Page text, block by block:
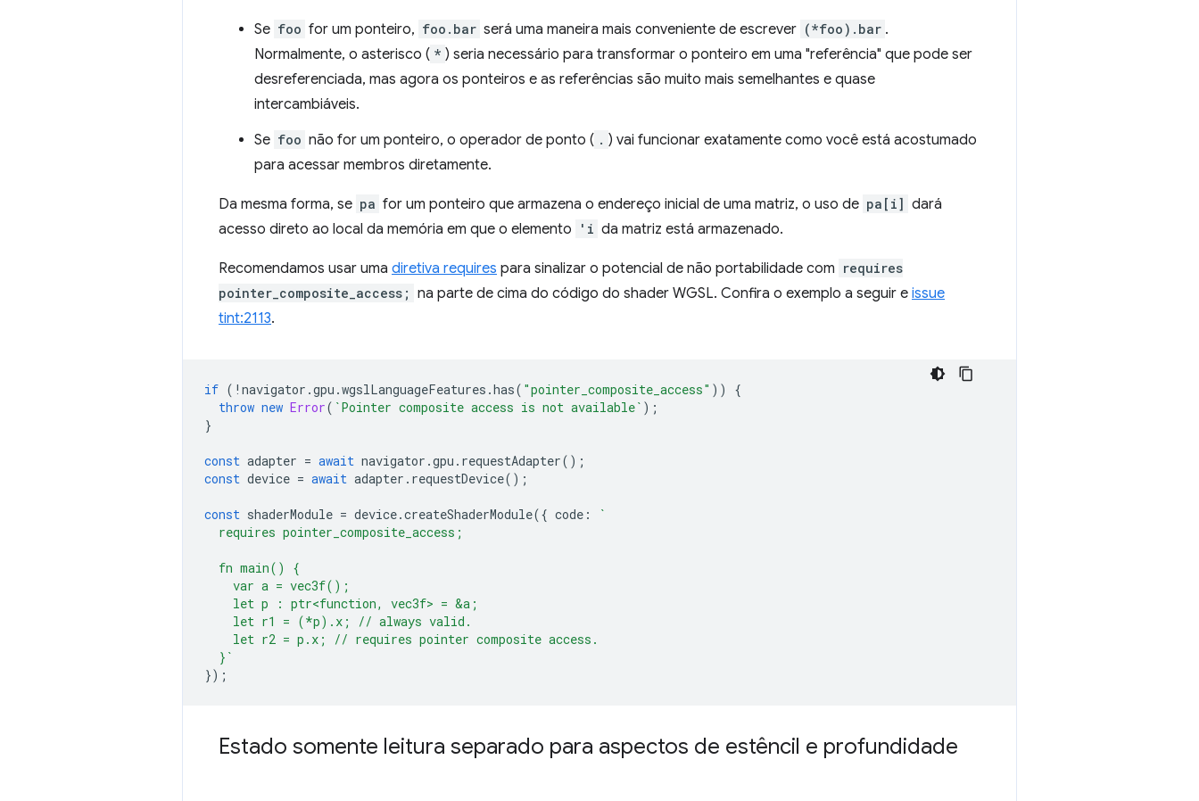
Se foo for um ponteiro, foo.bar será uma maneira mais conveniente de escrever (*foo).bar .
Normalmente, o asterisco ( * ) seria necessário para transformar o ponteiro em uma "referência" que pode ser
desreferenciada, mas agora os ponteiros e as referências são muito mais semelhantes e quase
intercambiáveis.
Se foo não for um ponteiro, o operador de ponto ( . ) vai funcionar exatamente como você está acostumado
para acessar membros diretamente.
Da mesma forma, se pa for um ponteiro que armazena o endereço inicial de uma matriz, o uso de pa[i] dará
acesso direto ao local da memória em que o elemento
'i da matriz está armazenado.
Recomendamos usar uma diretiva requires para sinalizar o potencial de não portabilidade com requires
pointer_composite_access; na parte de cima do código do shader WGSL. Confira o exemplo a seguir e issue
tint:2113.
if ( ! navigator .gpu .wgslLanguageFeatures .has( "pointer_composite_access" ))
{
throw new Error( `Pointer composite access is not available` );
}
const adapter = await navigator .gpu . requestAdapter();
const device = await adapter . requestDevice();
const shaderModule = device.createShaderModule({ code :
`
  requires pointer_composite_access;
  fn main() {
    var a = vec3f();
    let p : ptr<function, vec3f> = &a;
    let r1 = (*p).x; // always valid.
    let r2 = p.x; // requires pointer composite access.
  }`
});
Estado somente leitura separado para aspectos de estêncil e profundidade